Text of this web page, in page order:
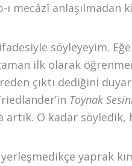
mecâzî anlaşılmadan
söyleyeyim.
ilk olarak
çıktı dediğini
Toynak
artık. O kadar söyledik,
yaprak